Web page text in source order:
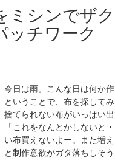
ミシンでザ
ッチワーク
今日は雨。こんな日は何か
ということで、布を探して
捨てられない布がいっぱい
「これをなんとかしないと
い布買えないよー。また増
と制作意欲がガタ落ちしそ